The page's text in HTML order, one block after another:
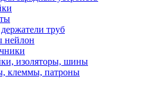
труб
нейлон
изоляторы, шины
клеммы, патроны